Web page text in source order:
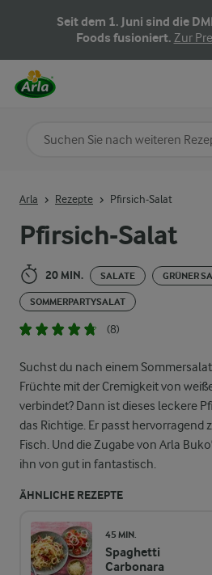
Seit dem 1. Juni sind die
Foods fusioniert. Zur
Pfirsich-Salat
20 MIN. SALATE GRÜNER
SOMMERPARTYSALAT
(8)
Suchst du nach einem
Früchte mit der Cremigkeit von
verbindet? Dann ist dieses leckere
das Richtige. Er passt hervorragend
Fisch. Und die Zugabe von Arla
ihn von gut in fantastisch.
ÄHNLICHE REZEPTE
45 MIN.
Spaghetti
Carbonara
Arla Rezepte Pfirsich-Salat
Nach Kategorie suchen